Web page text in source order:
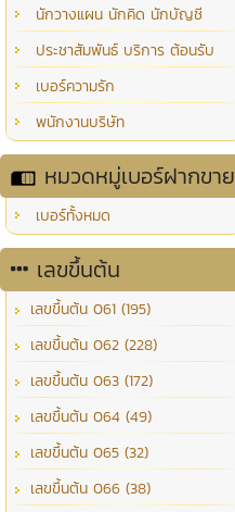
นักวางแผน นักคิด นักบัญชี
ประชาสัมพันธ์ บริการ ต้อนรับ
เบอร์ความรัก
พนักงานบริษัท
หมวดหมู่เบอร์ฝากขาย
เบอร์ทั้งหมด
เลขขึ้นต้น
เลขขึ้นต้น 061 (195)
เลขขึ้นต้น 062 (228)
เลขขึ้นต้น 063 (172)
เลขขึ้นต้น 064 (49)
เลขขึ้นต้น 065 (32)
เลขขึ้นต้น 066 (38)